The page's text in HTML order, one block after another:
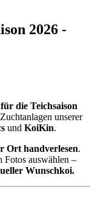
2026 -
die Teichsaison
unserer
und KoiKin.
Ort handverlesen.
Fotos auswählen –
Wunschkoi.